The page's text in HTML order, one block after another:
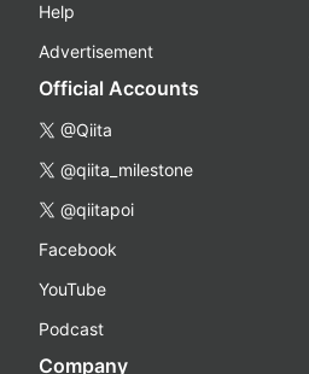
Help
Advertisement
Official Accounts
@Qiita
@qiita_milestone
@qiitapoi
Facebook
YouTube
Podcast
Company